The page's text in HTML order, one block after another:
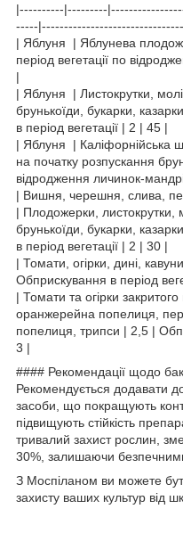
|----------|---------
-----
| Яблуня | Яблунева
період вегетації по
|
| Яблуня | Листокрутки,
брунькоїди, букарки,
в період вегетації | 2 | 45 |
| Яблуня | Каліфорнійська
на початку розпускання
відродження личинок-
| Вишня, черешня, слива,
| Плодожерки, листокрутки,
брунькоїди, букарки,
в період вегетації | 2 | 30 |
| Томати, огірки, дині,
Обприскування в період
| Томати та огірки
оранжерейна попелиця,
попелиця, трипси | 2,5 |
3 |
#### Рекомендації щодо
Рекомендується додавати
засоби, що покращують
підвищують стійкість
тривалий захист рослин,
30%, залишаючи
З Моспіланом ви можете
захисту ваших культур від